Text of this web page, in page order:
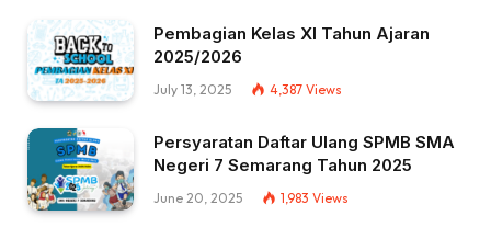
Pembagian Kelas XI Tahun Ajaran
2025/2026
July 13, 2025 4,387 Views
Persyaratan Daftar Ulang SPMB SMA
Negeri 7 Semarang Tahun 2025
June 20, 2025 1,983 Views